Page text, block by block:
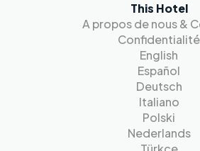
This Hotel
A propos de nous &
Confidentialité
English
Español
Deutsch
Italiano
Polski
Nederlands